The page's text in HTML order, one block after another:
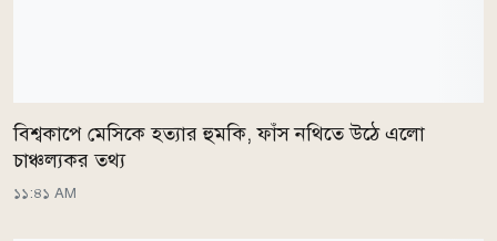
বিশ্বকাপে মেসিকে হত্যার হুমকি, ফাঁস নথিতে উঠে এলো
চাঞ্চল্যকর তথ্য
১১:৪১ AM